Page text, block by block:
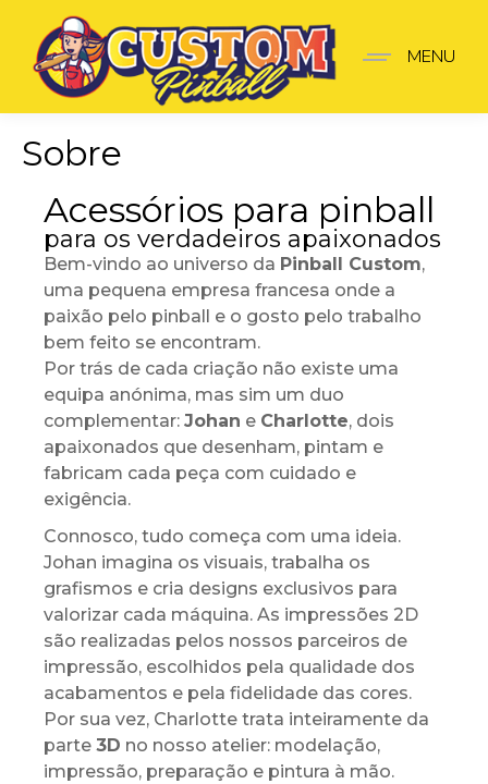
MENU
Sobre
Acessórios para pinball
para os verdadeiros apaixonados
Bem-vindo ao universo da Pinball Custom,
uma pequena empresa francesa onde a
paixão pelo pinball e o gosto pelo trabalho
bem feito se encontram.
Por trás de cada criação não existe uma
equipa anónima, mas sim um duo
complementar: Johan e Charlotte, dois
apaixonados que desenham, pintam e
fabricam cada peça com cuidado e
exigência.
Connosco, tudo começa com uma ideia.
Johan imagina os visuais, trabalha os
grafismos e cria designs exclusivos para
valorizar cada máquina. As impressões 2D
são realizadas pelos nossos parceiros de
impressão, escolhidos pela qualidade dos
acabamentos e pela fidelidade das cores.
Por sua vez, Charlotte trata inteiramente da
parte 3D no nosso atelier: modelação,
impressão, preparação e pintura à mão.